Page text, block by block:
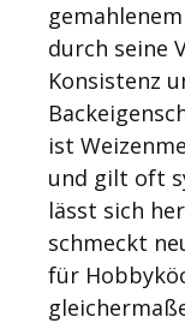
durch seine
Konsistenz
ist
und gilt oft
lässt sich
schmeckt
für